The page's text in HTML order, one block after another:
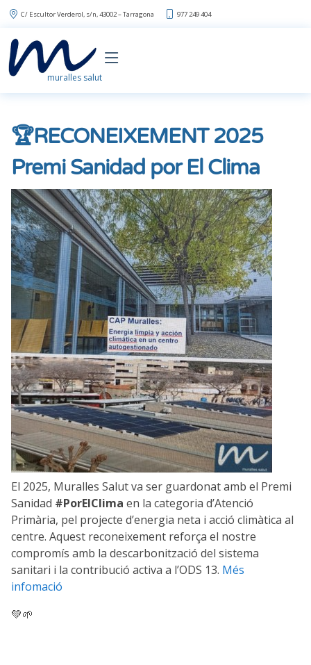
C/ Escultor Verderol, s/n, 43002 – Tarragona 977 249 404
muralles salut
🏆RECONEIXEMENT 2025
Premi Sanidad por El Clima
El 2025, Muralles Salut va ser guardonat amb el Premi
Sanidad #PorElClima en la categoria d’Atenció
Primària, pel projecte d’energia neta i acció climàtica al
centre. Aquest reconeixement reforça el nostre
compromís amb la descarbonització del sistema
sanitari i la contribució activa a l’ODS 13. Més
infomació
💚🌱